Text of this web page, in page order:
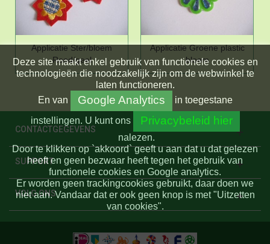
Applicatie Ster/bloem
Rood/geel
Applicatie Groene plastic
bloem
CONTACTGEGEVENS
SUPPORT
VOLG ONS
Deze site maakt enkel gebruik van functionele cookies en
technologieën die noodzakelijk zijn om de webwinkel te
laten functioneren.
En van Google Analytics
in toegestane
instellingen. U kunt ons Privacybeleid hier
nalezen.
Door te klikken op `akkoord` geeft u aan dat u dat gelezen
heeft en geen bezwaar heeft tegen het gebruik van
functionele cookies en Google analytics.
Er worden geen trackingcookies gebruikt, daar doen we
niet aan. Vandaar dat er ook geen knop is met "Uitzetten
van cookies".